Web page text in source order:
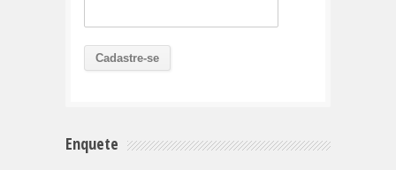
Enquete